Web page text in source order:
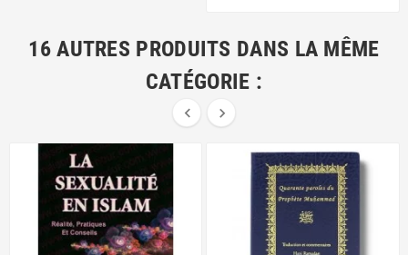
16 AUTRES PRODUITS DANS LA MÊME
CATÉGORIE :
 